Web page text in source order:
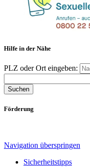
Hilfe in der Nähe
PLZ oder Ort eingeben:
Suchen
Förderung
Navigation überspringen
Sicherheitstipps